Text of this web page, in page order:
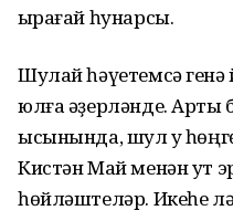
ҡырағай һунарсы.
Шулай һәүетемсә генә
юлға әҙерләнде. Артыҡ
ысынында, шул уҡ
Кистән Май менән ут
һөйләштеләр. Икеһе лә